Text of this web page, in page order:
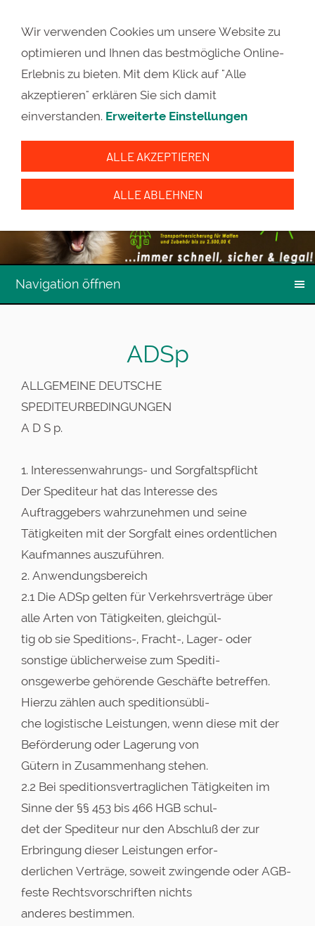
Navigation öffnen
ADSp
ALLGEMEINE DEUTSCHE
SPEDITEURBEDINGUNGEN
A D S p.
1. Interessenwahrungs- und Sorgfaltspflicht
Der Spediteur hat das Interesse des
Auftraggebers wahrzunehmen und seine
Tätigkeiten mit der Sorgfalt eines ordentlichen
Kaufmannes auszuführen.
2. Anwendungsbereich
2.1 Die ADSp gelten für Verkehrsverträge über
alle Arten von Tätigkeiten, gleichgül-
tig ob sie Speditions-, Fracht-, Lager- oder
sonstige üblicherweise zum Spediti-
onsgewerbe gehörende Geschäfte betreffen.
Hierzu zählen auch speditionsübli-
che logistische Leistungen, wenn diese mit der
Beförderung oder Lagerung von
Gütern in Zusammenhang stehen.
2.2 Bei speditionsvertraglichen Tätigkeiten im
Sinne der §§ 453 bis 466 HGB schul-
det der Spediteur nur den Abschluß der zur
Erbringung dieser Leistungen erfor-
derlichen Verträge, soweit zwingende oder AGB-
feste Rechtsvorschriften nichts
anderes bestimmen.
Wir verwenden Cookies um unsere Website zu
optimieren und Ihnen das bestmögliche Online-
Erlebnis zu bieten. Mit dem Klick auf "Alle
akzeptieren" erklären Sie sich damit
einverstanden. Erweiterte Einstellungen
ALLE AKZEPTIEREN
ALLE ABLEHNEN